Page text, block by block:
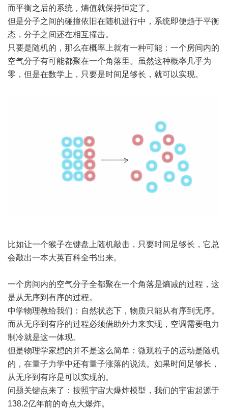
而平衡之后的系统，熵值就保持恒定了。
但是分子之间的碰撞依旧在随机进行中，系统即便趋于平衡
态，分子之间还在相互撞击。
只要是随机的，那么在概率上就有一种可能：一个房间内的
空气分子有可能都聚在一个角落里。虽然这种概率几乎为
零，但是在数学上，只要是时间足够长，就可以实现。
比如让一个猴子在键盘上随机敲击，只要时间足够长，它总
会敲出一本大英百科全书出来。
一个房间内的空气分子全都聚在一个角落是熵减的过程，这
是从无序到有序的过程。
中学物理教给我们：自然状态下，物质只能从有序到无序。
而从无序到有序的过程必须借助外力来实现，空调需要电力
制冷就是这一体现。
但是物理学家想的并不是这么简单：微观粒子的运动是随机
的，在量子力学中还有量子涨落的说法。如果时间足够长，
从无序到有序是可以实现的。
问题关键点来了：按照宇宙大爆炸模型，我们的宇宙起源于
138.2亿年前的奇点大爆炸。